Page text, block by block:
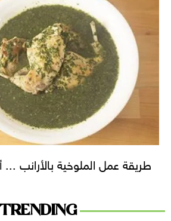
طريقة عمل الملوخية بالأرانب ...
TRENDING